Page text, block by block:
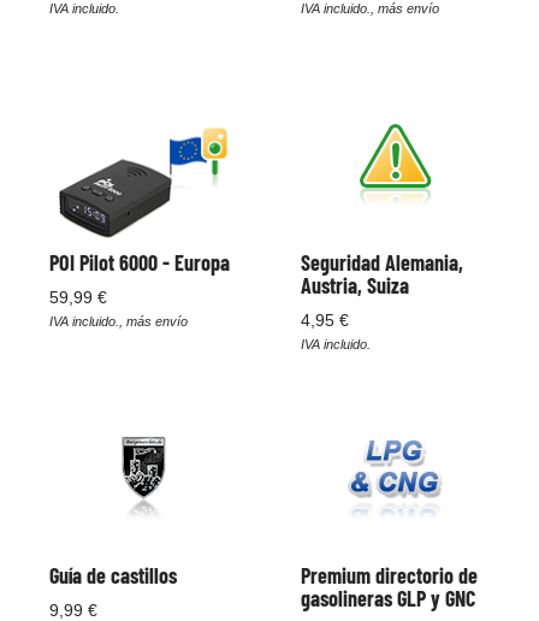
IVA incluido. IVA incluido., más envío
POI Pilot 6000 - Europa
59,99 €
IVA incluido., más envío
Seguridad Alemania,
Austria, Suiza
4,95 €
IVA incluido.
Guía de castillos
9,99 €
Premium directorio de
gasolineras GLP y GNC